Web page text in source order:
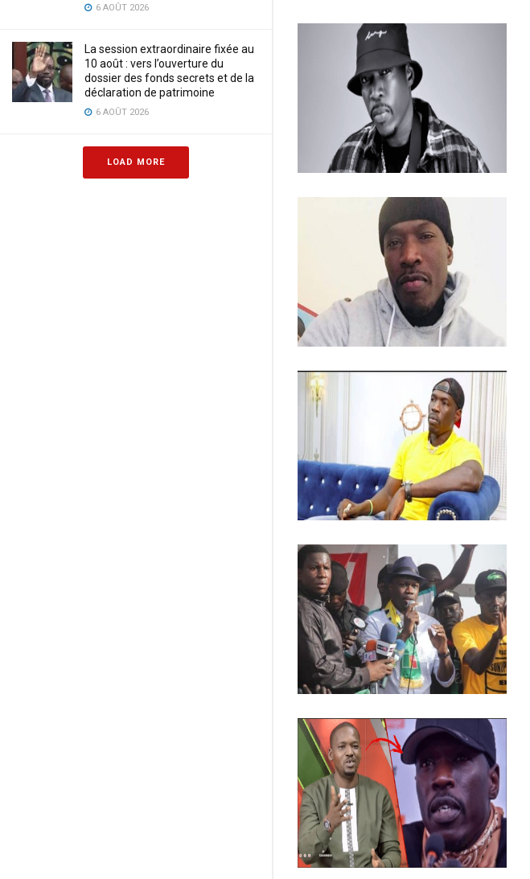
6 AOÛT 2026
La session extraordinaire fixée au
10 août : vers l’ouverture du
dossier des fonds secrets et de la
déclaration de patrimoine
6 AOÛT 2026
LOAD MORE